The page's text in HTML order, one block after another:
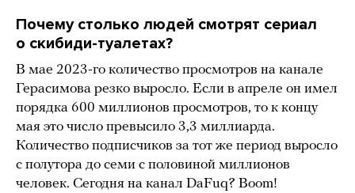
Почему столько людей смотрят сериал
о скибиди-туалетах?
В мае 2023-го количество просмотров на канале
Герасимова резко выросло. Если в апреле он имел
порядка 600 миллионов просмотров, то к концу
мая это число превысило 3,3 миллиарда.
Количество подписчиков за тот же период выросло
с полутора до семи с половиной миллионов
человек. Сегодня на канал DaFuq? Boom!